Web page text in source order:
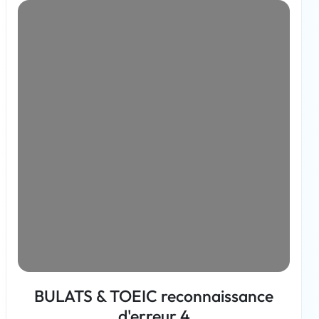
BULATS & TOEIC reconnaissance